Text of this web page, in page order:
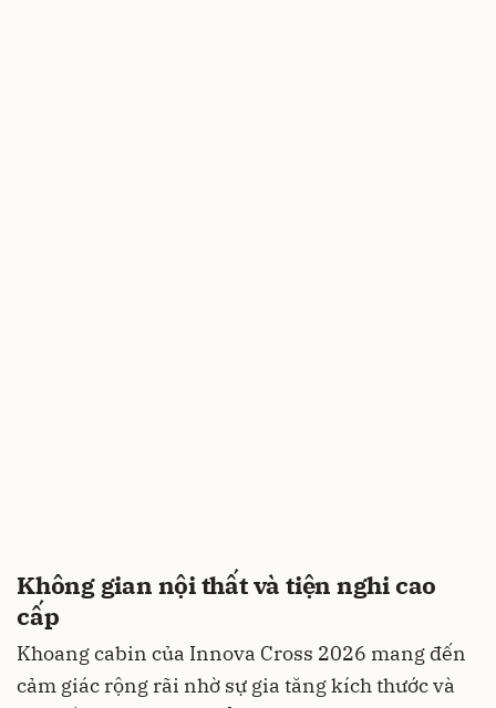
Không gian nội thất và tiện nghi cao
cấp
Khoang cabin của Innova Cross 2026 mang đến
cảm giác rộng rãi nhờ sự gia tăng kích thước và